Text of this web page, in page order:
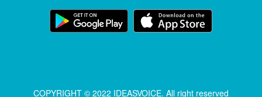
COPYRIGHT © 2022 IDEASVOICE. All right reserved